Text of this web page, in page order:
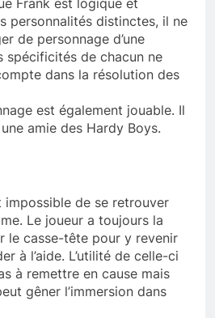
personnalités distinctes, il ne
de personnage d’une
spécificités de chacun ne
dans la résolution des
est également jouable. Il
amie des Hardy Boys.
impossible de se retrouver
Le joueur a toujours la
le casse-tête pour y revenir
à l’aide. L’utilité de celle-ci
à remettre en cause mais
gêner l’immersion dans